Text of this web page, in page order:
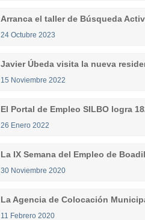
Arranca el taller de Búsqueda
24 Octubre 2023
Javier Úbeda visita la nueva
15 Noviembre 2022
El Portal de Empleo SILBO logra
26 Enero 2022
La IX Semana del Empleo de
30 Noviembre 2020
La Agencia de Colocación
11 Febrero 2020